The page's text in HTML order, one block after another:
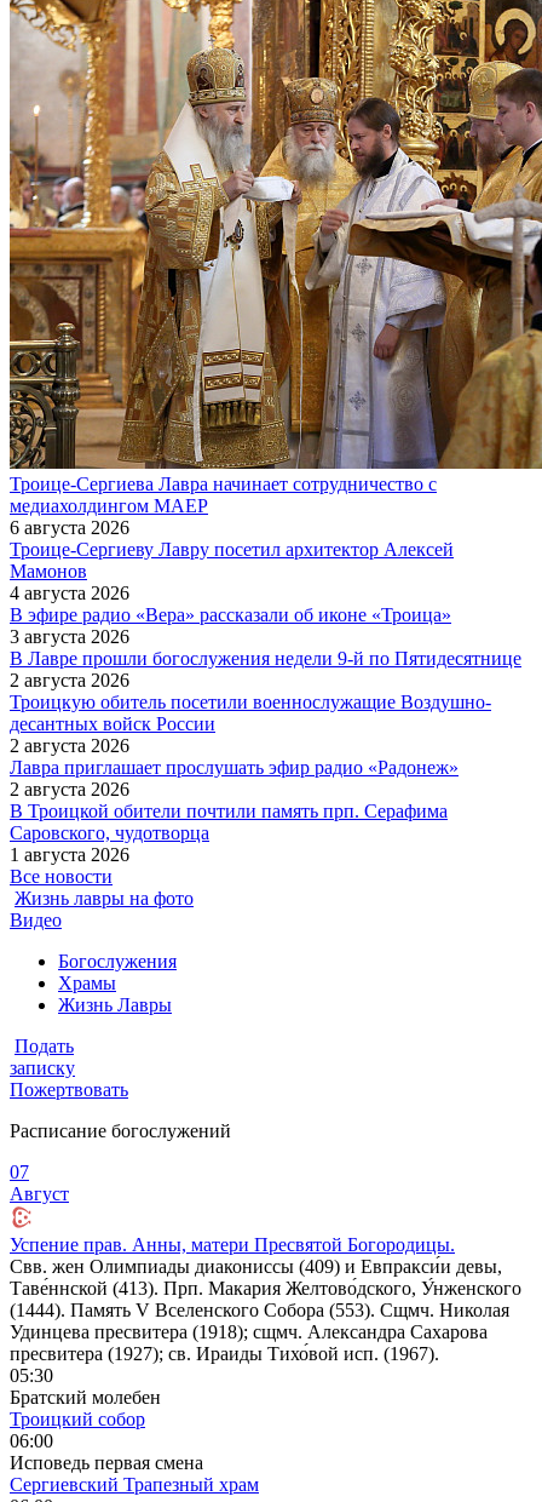
Троице-Сергиева Лавра начинает сотрудничество с
медиахолдингом МАЕР
6 августа 2026
Троице-Сергиеву Лавру посетил архитектор Алексей
Мамонов
4 августа 2026
В эфире радио «Вера» рассказали об иконе «Троица»
3 августа 2026
В Лавре прошли богослужения недели 9-й по Пятидесятнице
2 августа 2026
Троицкую обитель посетили военнослужащие Воздушно-
десантных войск России
2 августа 2026
Лавра приглашает прослушать эфир радио «Радонеж»
2 августа 2026
В Троицкой обители почтили память прп. Серафима
Саровского, чудотворца
1 августа 2026
Все новости
Жизнь лавры на фото
Видео
Богослужения
Храмы
Жизнь Лавры
Подать
записку
Пожертвовать
Расписание богослужений
07
Август
Успение прав. Анны, матери Пресвятой Богородицы.
Свв. жен Олимпиады диакониссы (409) и Евпракси́и девы,
Таве́ннской (413). Прп. Макария Желтово́дского, У́нженского
(1444). Память V Вселенского Собора (553). Сщмч. Николая
Удинцева пресвитера (1918); сщмч. Александра Сахарова
пресвитера (1927); св. Ираиды Тихо́вой исп. (1967).
05:30
Братский молебен
Троицкий собор
06:00
Исповедь первая смена
Сергиевский Трапезный храм